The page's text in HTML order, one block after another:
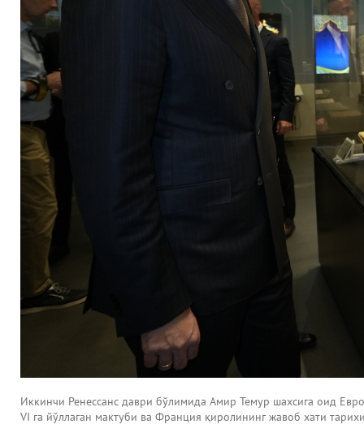
Иккинчи Ренессанс даври бўлимида Амир Темур шахсига оид
VI га йўллаган мактуби ва Франция қиролининг жавоб хати